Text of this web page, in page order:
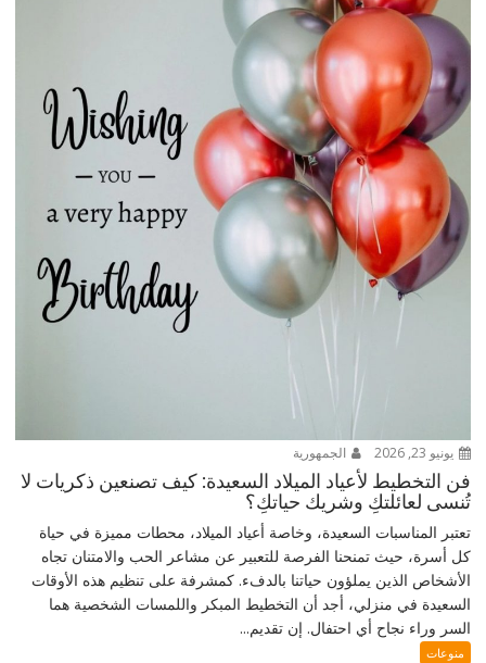
يونيو 23, 2026 الجمهورية
فن التخطيط لأعياد الميلاد السعيدة: كيف تصنعين ذكريات لا
تُنسى لعائلتكِ وشريك حياتكِ؟
تعتبر المناسبات السعيدة، وخاصة أعياد الميلاد، محطات مميزة في حياة
كل أسرة، حيث تمنحنا الفرصة للتعبير عن مشاعر الحب والامتنان تجاه
الأشخاص الذين يملؤون حياتنا بالدفء. كمشرفة على تنظيم هذه الأوقات
السعيدة في منزلي، أجد أن التخطيط المبكر واللمسات الشخصية هما
السر وراء نجاح أي احتفال. إن تقديم...
منوعات